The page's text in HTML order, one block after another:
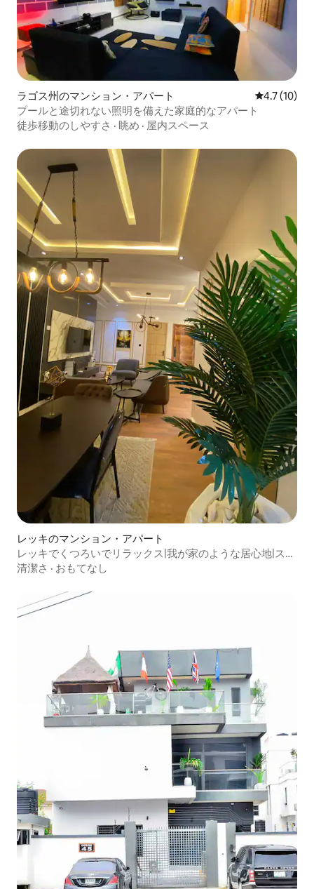
ラゴス州のマンション・アパート レビュー10
4.7 (10)
プールと途切れない照明を備えた家庭的なアパート
徒歩移動のしやすさ · 眺め · 屋内スペース
レッキのマンション・アパート
レッキでくつろいでリラックス|我が家のような居心地|スタ
イリッシュ
清潔さ · おもてなし